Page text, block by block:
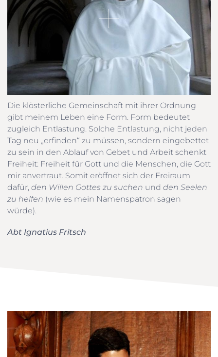
Die klösterliche Gemeinschaft mit ihrer Ordnung
gibt meinem Leben eine Form. Form bedeutet
zugleich Entlastung. Solche Entlastung, nicht jeden
Tag neu „erfinden“ zu müssen, sondern eingebettet
zu sein in den Ablauf von Gebet und Arbeit schenkt
Freiheit: Freiheit für Gott und die Menschen, die Gott
mir anvertraut. Somit eröffnet sich der Freiraum
dafür, den Willen Gottes zu suchen und den Seelen
zu helfen (wie es mein Namenspatron sagen
würde).
Abt Ignatius Fritsch